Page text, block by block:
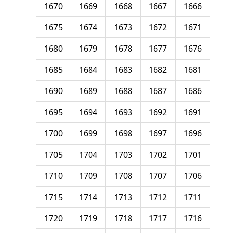
1666
1667
1668
1669
1670
1671
1672
1673
1674
1675
1676
1677
1678
1679
1680
1681
1682
1683
1684
1685
1686
1687
1688
1689
1690
1691
1692
1693
1694
1695
1696
1697
1698
1699
1700
1701
1702
1703
1704
1705
1706
1707
1708
1709
1710
1711
1712
1713
1714
1715
1716
1717
1718
1719
1720